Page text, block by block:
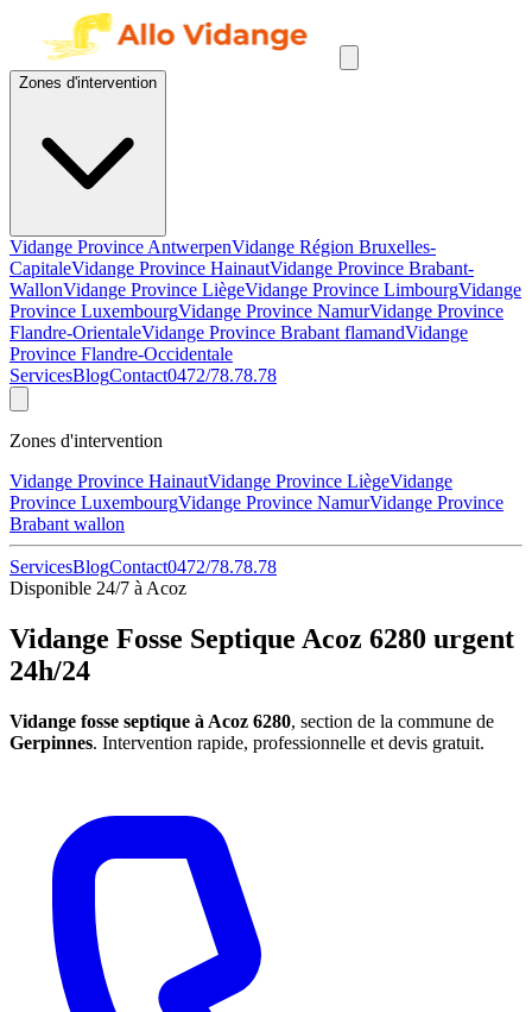
Zones d'intervention
Vidange Province AntwerpenVidange Région Bruxelles-
CapitaleVidange Province HainautVidange Province Brabant-
WallonVidange Province LiègeVidange Province LimbourgVidange
Province LuxembourgVidange Province NamurVidange Province
Flandre-OrientaleVidange Province Brabant flamandVidange
Province Flandre-Occidentale
ServicesBlogContact0472/78.78.78
Zones d'intervention
Vidange Province HainautVidange Province LiègeVidange
Province LuxembourgVidange Province NamurVidange Province
Brabant wallon
ServicesBlogContact0472/78.78.78
Disponible 24/7 à Acoz
Vidange Fosse Septique Acoz 6280 urgent
24h/24
Vidange fosse septique à Acoz 6280, section de la commune de
Gerpinnes. Intervention rapide, professionnelle et devis gratuit.